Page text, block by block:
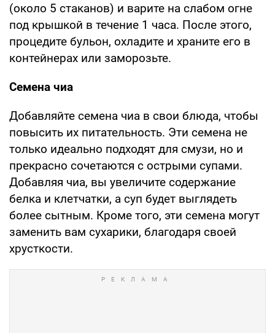
(около 5 стаканов) и варите на слабом огне
под крышкой в течение 1 часа. После этого,
процедите бульон, охладите и храните его в
контейнерах или заморозьте.
Семена чиа
Добавляйте семена чиа в свои блюда, чтобы
повысить их питательность. Эти семена не
только идеально подходят для смузи, но и
прекрасно сочетаются с острыми супами.
Добавляя чиа, вы увеличите содержание
белка и клетчатки, а суп будет выглядеть
более сытным. Кроме того, эти семена могут
заменить вам сухарики, благодаря своей
хрусткости.